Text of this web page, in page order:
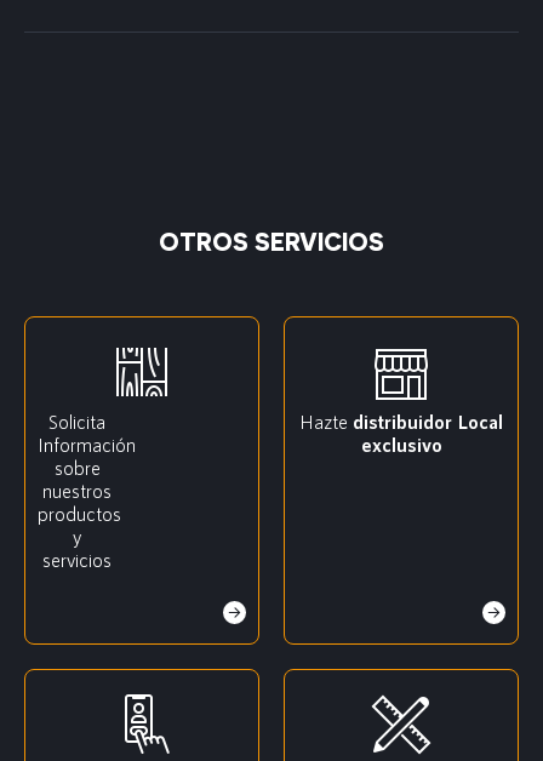
OTROS SERVICIOS
Solicita
Información
sobre
nuestros
productos
y
servicios
Hazte distribuidor Local
exclusivo